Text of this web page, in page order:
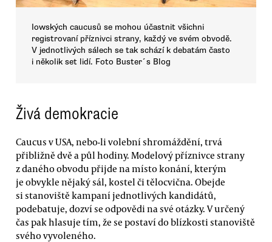
Iowských caucusů se mohou účastnit všichni
registrovaní příznivci strany, každý ve svém obvodě.
V jednotlivých sálech se tak schází k debatám často
i několik set lidí. Foto Buster´s Blog
Živá demokracie
Caucus v USA, nebo-li volební shromáždění, trvá
přibližně dvě a půl hodiny. Modelový příznivce strany
z daného obvodu přijde na místo konání, kterým
je obvykle nějaký sál, kostel či tělocvična. Obejde
si stanoviště kampaní jednotlivých kandidátů,
podebatuje, dozví se odpovědi na své otázky. V určený
čas pak hlasuje tím, že se postaví do blízkosti stanoviště
svého vyvoleného.